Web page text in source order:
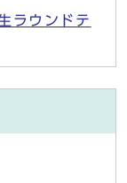
ラウンドテ